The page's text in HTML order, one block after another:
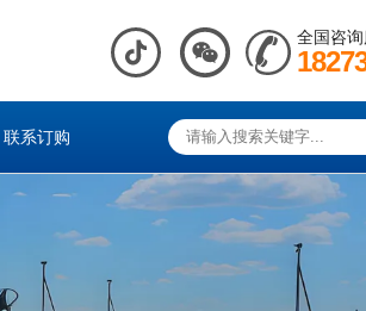
全国咨询
联系订购